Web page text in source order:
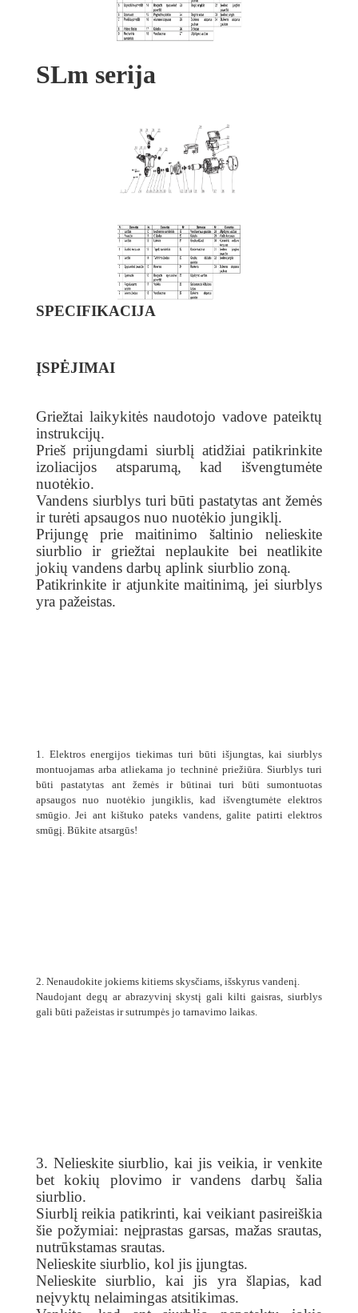
SLm serija
SPECIFIKACIJA
ĮSPĖJIMAI
Griežtai laikykitės naudotojo vadove pateiktų
instrukcijų.
Prieš prijungdami siurblį atidžiai patikrinkite
izoliacijos atsparumą, kad išvengtumėte
nuotėkio.
Vandens siurblys turi būti pastatytas ant žemės
ir turėti apsaugos nuo nuotėkio jungiklį.
Prijungę prie maitinimo šaltinio nelieskite
siurblio ir griežtai neplaukite bei neatlikite
jokių vandens darbų aplink siurblio zoną.
Patikrinkite ir atjunkite maitinimą, jei siurblys
yra pažeistas.
1. Elektros energijos tiekimas turi būti išjungtas, kai siurblys
montuojamas arba atliekama jo techninė priežiūra. Siurblys turi
būti pastatytas ant žemės ir būtinai turi būti sumontuotas
apsaugos nuo nuotėkio jungiklis, kad išvengtumėte elektros
smūgio. Jei ant kištuko pateks vandens, galite patirti elektros
smūgį. Būkite atsargūs!
2. Nenaudokite jokiems kitiems skysčiams, išskyrus vandenį.
Naudojant degų ar abrazyvinį skystį gali kilti gaisras, siurblys
gali būti pažeistas ir sutrumpės jo tarnavimo laikas.
3. Nelieskite siurblio, kai jis veikia, ir venkite
bet kokių plovimo ir vandens darbų šalia
siurblio.
Siurblį reikia patikrinti, kai veikiant pasireiškia
šie požymiai: neįprastas garsas, mažas srautas,
nutrūkstamas srautas.
Nelieskite siurblio, kol jis įjungtas.
Nelieskite siurblio, kai jis yra šlapias, kad
neįvyktų nelaimingas atsitikimas.